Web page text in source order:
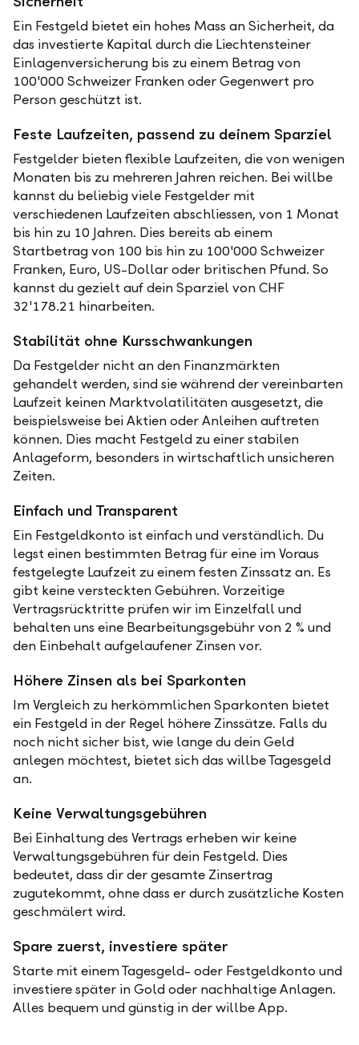
Ein Festgeld bietet ein hohes Mass an Sicherheit, da
das investierte Kapital durch die Liechtensteiner
Einlagenversicherung bis zu einem Betrag von
100'000 Schweizer Franken oder Gegenwert pro
Person geschützt ist.
Feste Laufzeiten, passend zu deinem Sparziel
Festgelder bieten flexible Laufzeiten, die von wenigen
Monaten bis zu mehreren Jahren reichen. Bei willbe
kannst du beliebig viele Festgelder mit
verschiedenen Laufzeiten abschliessen, von 1 Monat
bis hin zu 10 Jahren. Dies bereits ab einem
Startbetrag von 100 bis hin zu 100'000 Schweizer
Franken, Euro, US-Dollar oder britischen Pfund. So
kannst du gezielt auf dein Sparziel von CHF
32'178.21 hinarbeiten.
Stabilität ohne Kursschwankungen
Da Festgelder nicht an den Finanzmärkten
gehandelt werden, sind sie während der vereinbarten
Laufzeit keinen Marktvolatilitäten ausgesetzt, die
beispielsweise bei Aktien oder Anleihen auftreten
können. Dies macht Festgeld zu einer stabilen
Anlageform, besonders in wirtschaftlich unsicheren
Zeiten.
Einfach und Transparent
Ein Festgeldkonto ist einfach und verständlich. Du
legst einen bestimmten Betrag für eine im Voraus
festgelegte Laufzeit zu einem festen Zinssatz an. Es
gibt keine versteckten Gebühren. Vorzeitige
Vertragsrücktritte prüfen wir im Einzelfall und
behalten uns eine Bearbeitungsgebühr von 2 % und
den Einbehalt aufgelaufener Zinsen vor.
Höhere Zinsen als bei Sparkonten
Im Vergleich zu herkömmlichen Sparkonten bietet
ein Festgeld in der Regel höhere Zinssätze. Falls du
noch nicht sicher bist, wie lange du dein Geld
anlegen möchtest, bietet sich das willbe Tagesgeld
an.
Keine Verwaltungsgebühren
Bei Einhaltung des Vertrags erheben wir keine
Verwaltungsgebühren für dein Festgeld. Dies
bedeutet, dass dir der gesamte Zinsertrag
zugutekommt, ohne dass er durch zusätzliche Kosten
geschmälert wird.
Spare zuerst, investiere später
Starte mit einem Tagesgeld- oder Festgeldkonto und
investiere später in Gold oder nachhaltige Anlagen.
Alles bequem und günstig in der willbe App.